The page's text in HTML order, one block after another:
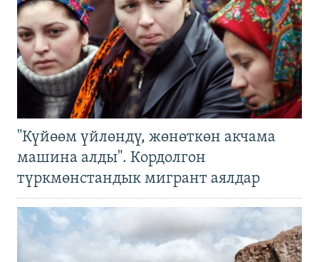
"Күйөөм үйлөндү, жөнөткөн акчама
машина алды". Кордолгон
түркмөнстандык мигрант аялдар